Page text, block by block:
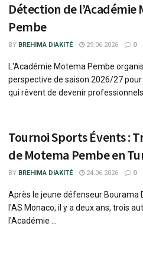
Détection de l’Académie
Pembe
BY BREHIMA DIAKITÉ 29.06.2026 0
L'Académie Motema Pembe
perspective de saison 2026/27
qui rêvent de devenir professionnels
Tournoi Sports Évents :
de Motema Pembe en
BY BREHIMA DIAKITÉ 24.06.2026 0
Après le jeune défenseur Bourama
l'AS Monaco, il y a deux ans, trois
l'Académie ...